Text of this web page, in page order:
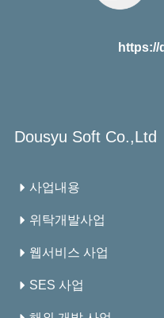
https://
Dousyu Soft Co.,Ltd
사업내용
위탁개발사업
웹서비스 사업
SES 사업